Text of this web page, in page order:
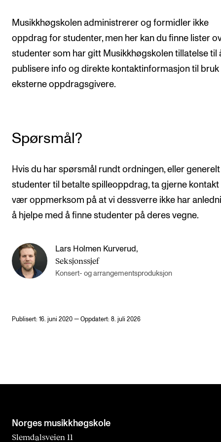
Musikkhøgskolen administrerer og formidler ikke
oppdrag for studenter, men her kan du finne lister
studenter som har gitt Musikkhøgskolen tillatelse til
publisere info og direkte kontaktinformasjon til
eksterne oppdragsgivere.
Spørsmål?
Hvis du har spørsmål rundt ordningen, eller
studenter til betalte spilleoppdrag, ta gjerne kontakt
vær oppmerksom på at vi dessverre ikke har
å hjelpe med å finne studenter på deres vegne.
Lars Holmen Kurverud ,
Seksjonssjef
Konsert- og arrangementsproduksjon
Publisert: 16. juni 2020 — Oppdatert: 8. juli 2026
Norges musikk­høgskole
Slemdalsveien 11